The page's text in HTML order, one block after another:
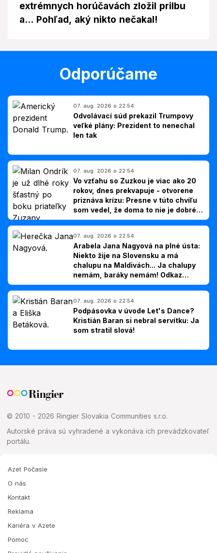
extrémnych horúčavách zložil prilbu
a... Pohľad, aký nikto nečakal!
Odporúčame
07. aug. 2026 o 22:54
Odvolávací súd prekazil Trumpovy
veľké plány: Prezident to nenechal
len tak
07. aug. 2026 o 22:54
Vo vzťahu so Zuzkou je viac ako 20
rokov, dnes prekvapuje - otvorene
priznáva krízu: Presne v túto chvíľu
som vedel, že doma to nie je dobré,
hovorí Milan Ondrík
07. aug. 2026 o 22:54
Arabela Jana Nagyová na plné ústa:
Niekto žije na Slovensku a má
chalupu na Maldivách... Ja chalupy
nemám, baráky nemám! Odkaz
Slovákom
07. aug. 2026 o 22:54
Podpásovka v úvode Let's Dance?
Kristián Baran si nebral servítku: Ja
som stratil slová!
© 2010 - 2026 Ringier Slovakia Communities s.r.o.
Autorské práva sú vyhradené a vykonáva ich prevádzkovateľ
portálu.
Azet Počasie
O nás
Kontakt
Reklama
Kariéra v Azete
Pomoc